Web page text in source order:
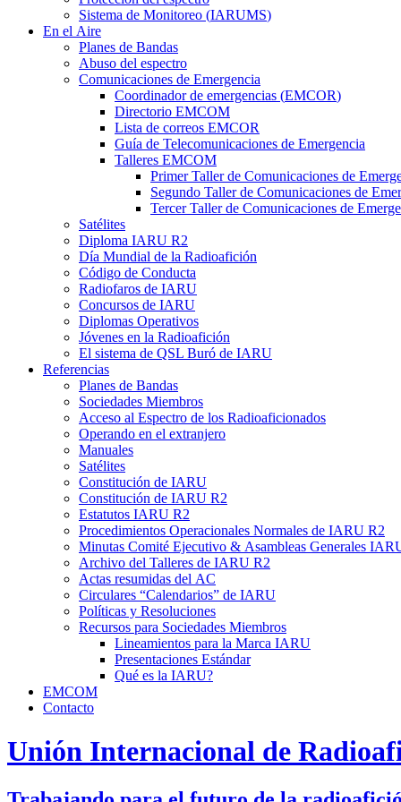
Sistema de Monitoreo (IARUMS)
En el Aire
Planes de Bandas
Abuso del espectro
Comunicaciones de Emergencia
Coordinador de emergencias (EMCOR)
Directorio EMCOM
Lista de correos EMCOR
Guía de Telecomunicaciones de Emergencia
Talleres EMCOM
Primer Taller de Comunicaciones de
Segundo Taller de Comunicaciones de
Tercer Taller de Comunicaciones de
Satélites
Diploma IARU R2
Día Mundial de la Radioafición
Código de Conducta
Radiofaros de IARU
Concursos de IARU
Diplomas Operativos
Jóvenes en la Radioafición
El sistema de QSL Buró de IARU
Referencias
Planes de Bandas
Sociedades Miembros
Acceso al Espectro de los Radioaficionados
Operando en el extranjero
Manuales
Satélites
Constitución de IARU
Constitución de IARU R2
Estatutos IARU R2
Procedimientos Operacionales Normales de IARU R2
Minutas Comité Ejecutivo & Asambleas Generales
Archivo del Talleres de IARU R2
Actas resumidas del AC
Circulares “Calendarios” de IARU
Políticas y Resoluciones
Recursos para Sociedades Miembros
Lineamientos para la Marca IARU
Presentaciones Estándar
Qué es la IARU?
EMCOM
Contacto
Unión Internacional de